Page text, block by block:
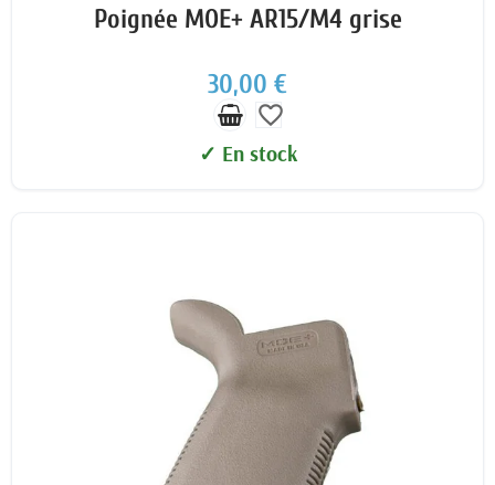
Poignée MOE+ AR15/M4 grise
30,00 €
favorite_border
✓ En stock